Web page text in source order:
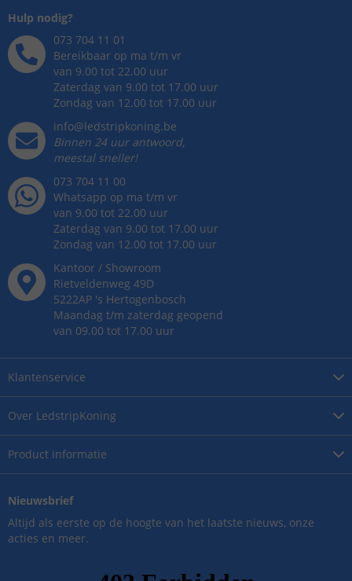
Over LedstripKoning
Product informatie
Klantenservice
Hulp nodig?
073 704 11 01
Bereikbaar op ma t/m vr
van 9.00 tot 22.00 uur
Zaterdag van 9.00 tot 17.00 uur
Zondag van 12.00 tot 17.00 uur
info@ledstripkoning.be
Binnen 24 uur antwoord,
meestal sneller!
073 704 11 00
Whatsapp op ma t/m vr
van 9.00 tot 22.00 uur
Zaterdag van 9.00 tot 17.00 uur
Zondag van 12.00 tot 17.00 uur
Kantoor / Showroom
Rietveldenweg 49D
5222AP 's Hertogenbosch
Maandag t/m zaterdag geopend
van 09.00 tot 17.00 uur
Nieuwsbrief
Altijd als eerste op de hoogte van het laatste nieuws, onze
acties en meer.